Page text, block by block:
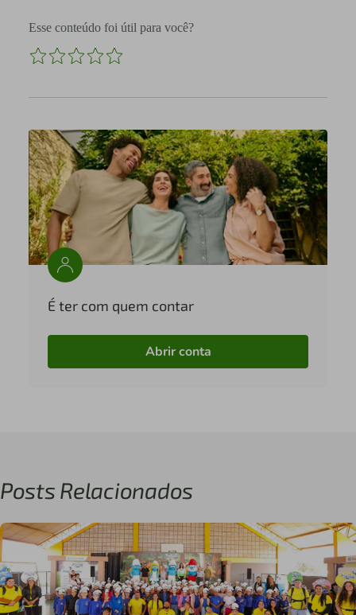
Esse conteúdo foi útil para você?
É ter com quem contar
Abrir conta
Posts Relacionados